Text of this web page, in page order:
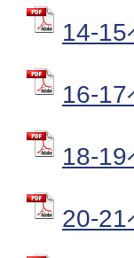
14-
16-
18-
20-21